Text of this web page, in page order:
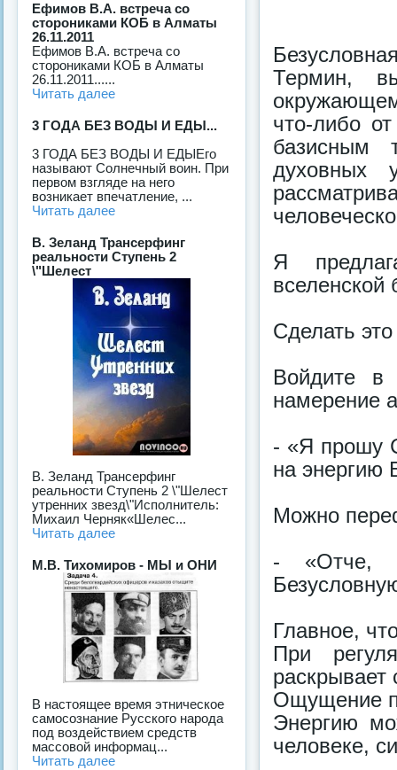
Термин,
что-либо
базисным
духовных
Я
вселенской
Сделать
Войдите в
намерение
- «Я прошу
на энергию
Можно
- «Отче,
Главное,
При
раскрывает
Ощущение
Энергию
человеке,
Ефимов В.А. встреча со
сторониками КОБ в Алматы
26.11.2011
Ефимов В.А. встреча со
сторониками КОБ в Алматы
26.11.2011......
Читать далее
3 ГОДА БЕЗ ВОДЫ И ЕДЫ...
3 ГОДА БЕЗ ВОДЫ И ЕДЫЕго
называют Солнечный воин. При
первом взгляде на него
возникает впечатление, ...
Читать далее
В. Зеланд Трансерфинг
реальности Ступень 2
\"Шелест
В. Зеланд Трансерфинг
реальности Ступень 2 \"Шелест
утренних звезд\"Исполнитель:
Михаил Черняк«Шелес...
Читать далее
М.В. Тихомиров - МЫ и ОНИ
В настоящее время этническое
самосознание Русского народа
под воздействием средств
массовой информац...
Читать далее